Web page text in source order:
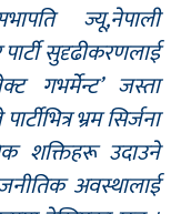
ज्यू,नेपाली
सुदृढीकरणलाई
गभर्मेन्ट’ जस्ता
भ्रम सिर्जना
शक्तिहरू उदाउने
अवस्थालाई